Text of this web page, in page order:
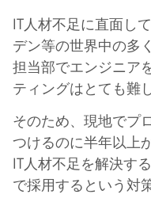
IT人材不足に直面し
デン等の世界中の多
担当部でエンジニア
ティングはとても難
そのため、現地でプ
つけるのに半年以上
IT人材不足を解決す
で採用するという対